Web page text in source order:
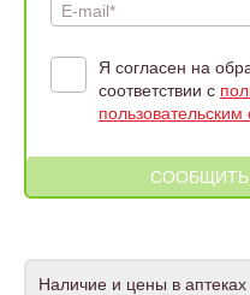
E-mail*
Я согласен на
соответствии с
Наличие и цены в аптеках